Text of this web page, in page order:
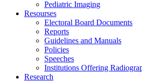
Pediatric Imaging
Resourses
Electoral Board Documents
Reports
Guidelines and Manuals
Policies
Speeches
Institutions Offering
Research